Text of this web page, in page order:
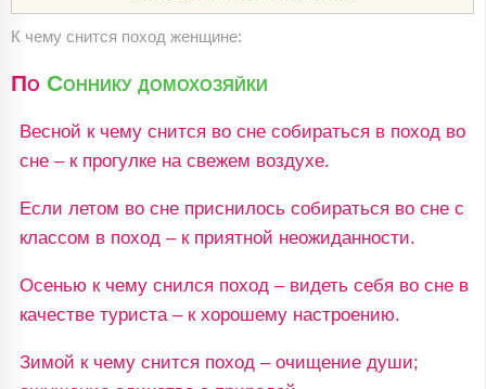
К чему снится поход женщине:
По Соннику домохозяйки
Весной к чему снится во сне собираться в поход во
сне – к прогулке на свежем воздухе.
Если летом во сне приснилось собираться во сне с
классом в поход – к приятной неожиданности.
Осенью к чему снился поход – видеть себя во сне в
качестве туриста – к хорошему настроению.
Зимой к чему снится поход – очищение души;